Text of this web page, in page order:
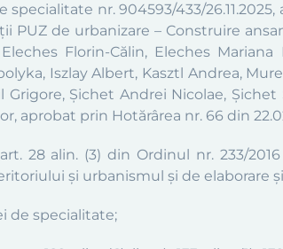
nr. 904593/433/26.11.2025,
PUZde urbanizare – Construire
Florin-Călin, Eleches
Iszlay Albert, Kasztl Andrea,
Grigore, Șichet Andrei Nicolae,
, aprobat prin Hotărârea nr. 66 din 22.
28 alin. (3) din Ordinul nr. 233/
și urbanismul și de elaborare
de specialitate;